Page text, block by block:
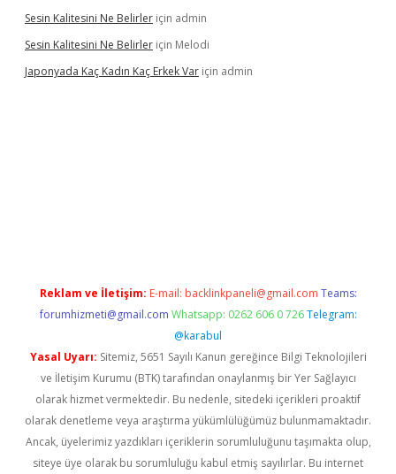
Sesin Kalitesini Ne Belirler için admin
Sesin Kalitesini Ne Belirler için Melodi
Japonyada Kaç Kadın Kaç Erkek Var için admin
Reklam ve İletişim: E-mail: backlinkpaneli@gmail.com Teams:
forumhizmeti@gmail.com Whatsapp: 0262 606 0 726 Telegram:
@karabul
Yasal Uyarı: Sitemiz, 5651 Sayılı Kanun gereğince Bilgi Teknolojileri
ve İletişim Kurumu (BTK) tarafından onaylanmış bir Yer Sağlayıcı
olarak hizmet vermektedir. Bu nedenle, sitedeki içerikleri proaktif
olarak denetleme veya araştırma yükümlülüğümüz bulunmamaktadır.
Ancak, üyelerimiz yazdıkları içeriklerin sorumluluğunu taşımakta olup,
siteye üye olarak bu sorumluluğu kabul etmiş sayılırlar. Bu internet